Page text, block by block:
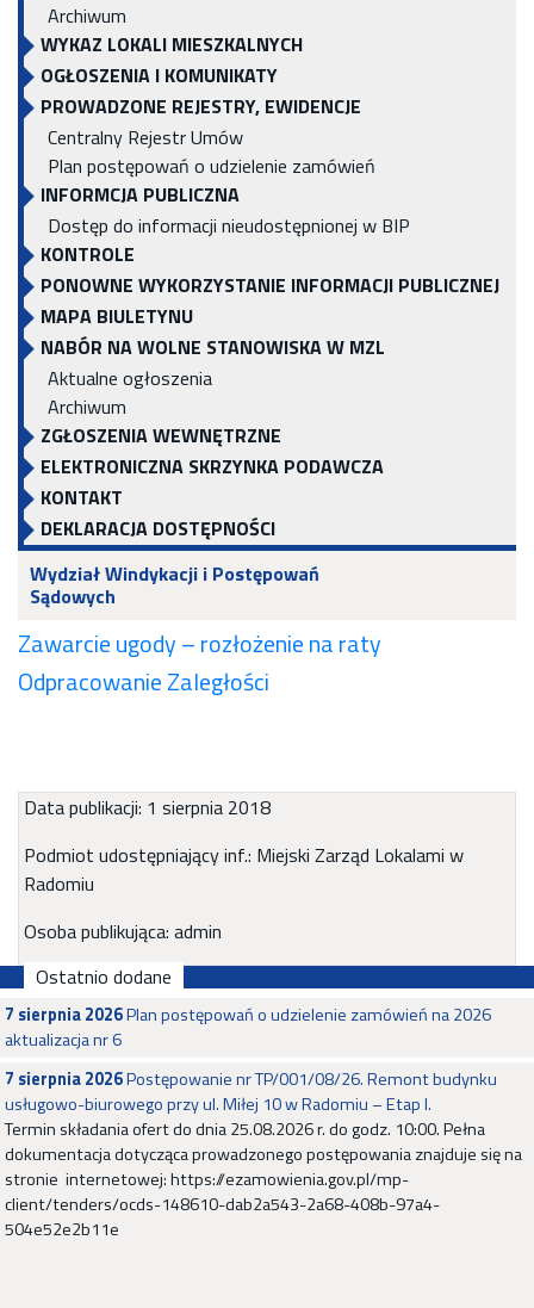
Archiwum
WYKAZ LOKALI MIESZKALNYCH
OGŁOSZENIA I KOMUNIKATY
PROWADZONE REJESTRY, EWIDENCJE
Centralny Rejestr Umów
Plan postępowań o udzielenie zamówień
INFORMCJA PUBLICZNA
Dostęp do informacji nieudostępnionej w BIP
KONTROLE
PONOWNE WYKORZYSTANIE INFORMACJI PUBLICZNEJ
MAPA BIULETYNU
NABÓR NA WOLNE STANOWISKA W MZL
Aktualne ogłoszenia
Archiwum
ZGŁOSZENIA WEWNĘTRZNE
ELEKTRONICZNA SKRZYNKA PODAWCZA
KONTAKT
DEKLARACJA DOSTĘPNOŚCI
Wydział Windykacji i Postępowań
Sądowych
Zawarcie ugody – rozłożenie na raty
Odpracowanie Zaległości
Data publikacji: 1 sierpnia 2018
Podmiot udostępniający inf.: Miejski Zarząd Lokalami w
Radomiu
Osoba publikująca: admin
Ostatnio dodane
7 sierpnia 2026Plan postępowań o udzielenie zamówień na 2026
aktualizacja nr 6
7 sierpnia 2026Postępowanie nr TP/001/08/26. Remont budynku
usługowo-biurowego przy ul. Miłej 10 w Radomiu – Etap I.
Termin składania ofert do dnia 25.08.2026 r. do godz. 10:00. Pełna
dokumentacja dotycząca prowadzonego postępowania znajduje się na
stronie internetowej: https://ezamowienia.gov.pl/mp-
client/tenders/ocds-148610-dab2a543-2a68-408b-97a4-
504e52e2b11e